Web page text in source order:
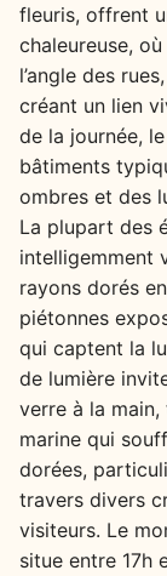
fleuris, offrent
chaleureuse,
l’angle des
créant un lien
de la journée,
bâtiments
ombres et des
La plupart des
intelligemment
rayons dorés
piétonnes
qui captent la
de lumière
verre à la
marine qui
dorées,
travers divers
visiteurs. Le
situe entre 17h